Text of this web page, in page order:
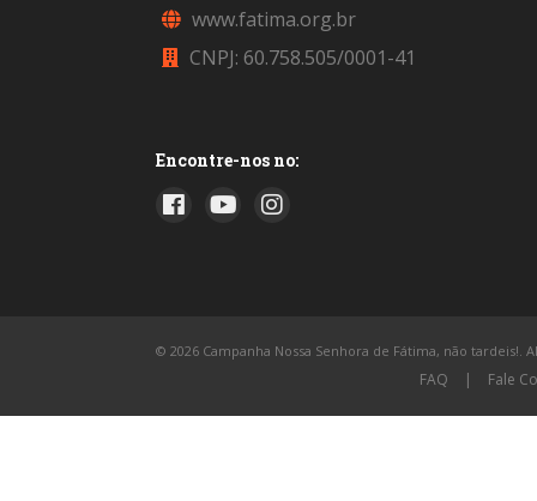
www.fatima.org.br
CNPJ: 60.758.505/0001-41
Encontre-nos no:
© 2026 Campanha Nossa Senhora de Fátima, não tardeis!.
FAQ | Fale